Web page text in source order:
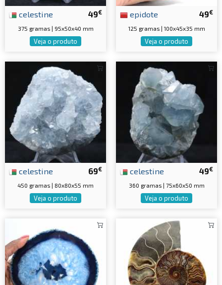
49€
celestine
375 gramas | 95x50x40 mm
Veja o produto
49€
epidote
125 gramas | 100x45x35 mm
Veja o produto
69€
celestine
450 gramas | 80x80x55 mm
Veja o produto
49€
celestine
360 gramas | 75x60x50 mm
Veja o produto